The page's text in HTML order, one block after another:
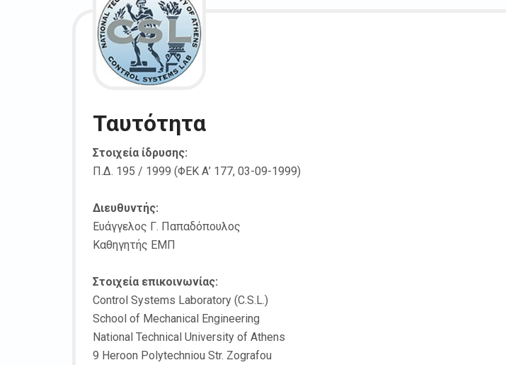
Ταυτότητα
Στοιχεία ίδρυσης:
Π.Δ. 195 / 1999 (ΦΕΚ Α’ 177, 03-09-1999)
Διευθυντής:
Ευάγγελος Γ. Παπαδόπουλος
Καθηγητής ΕΜΠ
Στοιχεία επικοινωνίας:
Control Systems Laboratory (C.S.L.)
School of Mechanical Engineering
National Technical University of Athens
9 Heroon Polytechniou Str. Zografou